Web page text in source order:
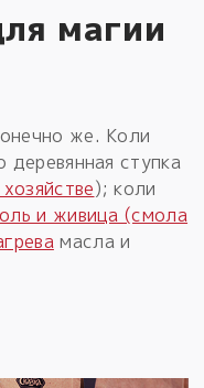
магии
же. Коли
деревянная ступка
); коли
и живица (смола
масла и